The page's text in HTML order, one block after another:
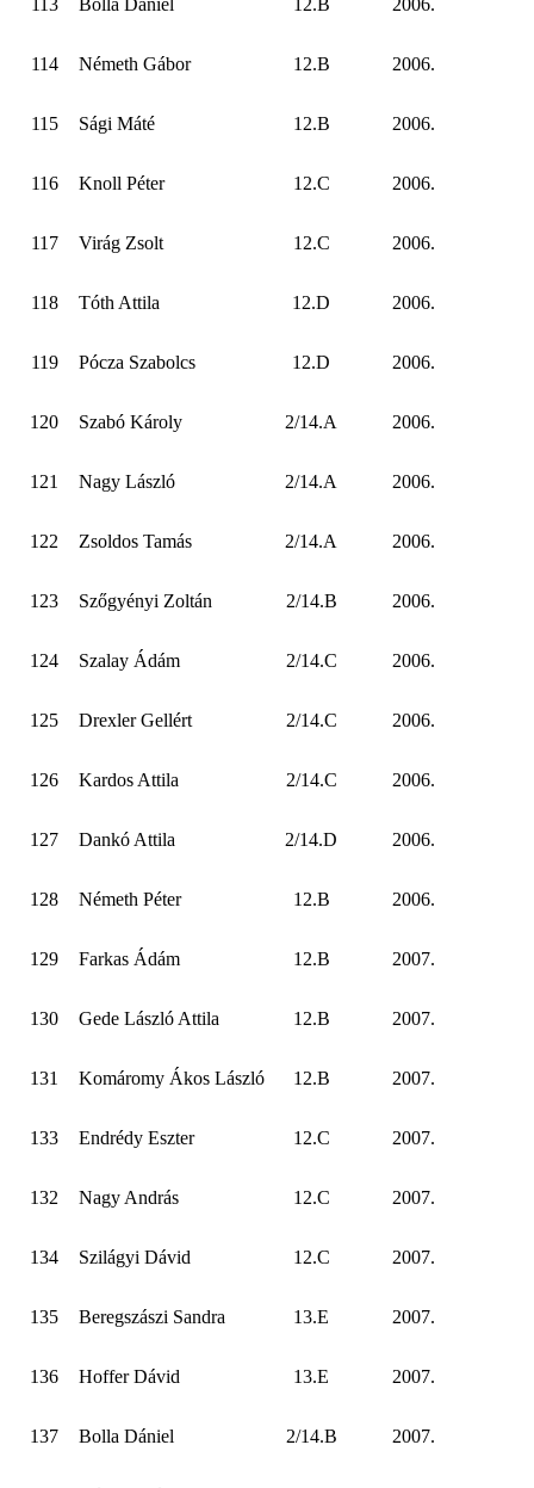
114 Németh Gábor 12.B 2006.
115 Sági Máté 12.B 2006.
116 Knoll Péter 12.C 2006.
117 Virág Zsolt 12.C 2006.
118 Tóth Attila 12.D 2006.
119 Pócza Szabolcs 12.D 2006.
120 Szabó Károly 2/14.A 2006.
121 Nagy László 2/14.A 2006.
122 Zsoldos Tamás 2/14.A 2006.
123 Szőgyényi Zoltán 2/14.B 2006.
124 Szalay Ádám 2/14.C 2006.
125 Drexler Gellért 2/14.C 2006.
126 Kardos Attila 2/14.C 2006.
127 Dankó Attila 2/14.D 2006.
128 Németh Péter 12.B 2006.
129 Farkas Ádám 12.B 2007.
130 Gede László Attila 12.B 2007.
131 Komáromy Ákos László 12.B 2007.
133 Endrédy Eszter 12.C 2007.
132 Nagy András 12.C 2007.
134 Szilágyi Dávid 12.C 2007.
135 Beregszászi Sandra 13.E 2007.
136 Hoffer Dávid 13.E 2007.
137 Bolla Dániel 2/14.B 2007.